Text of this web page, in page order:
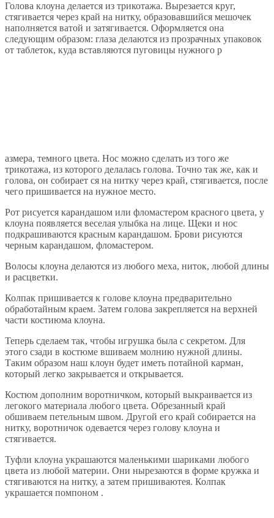
Голова клоуна делается из трикотажа. Вырезается круг,
стягивается через край на нитку, образовавшийся мешочек
наполняется ватой и затягивается. Оформляется она
следующим образом: глаза делаются из прозрачных упаковок
от таблеток, куда вcтaвляютcя пуговицы нужного р
азмера, темного цвета. Нос можно сделать из того же
трикотажа, из которого делалась голова. Точно так же, как и
голова, он собирает ся на нитку через край, стягивается, после
чего пришивается на нужное место.
Рот рисуется карандашом или фломастером красного цвета, у
клоуна появляется веселая улыбка на лице. Щеки и нос
подкрашиваются красным карандашом. Брови рисуются
черным карандашом, фломастером.
Волосы клоуна делаются из любого меха, ниток, любой длины
и расцветки.
Колпак пришивается к голове клоуна предварительно
обработайным краем. Затем голова закрепляется на верхней
части костиюма клоуна.
Теперь сделаем так, чтобы игрушка была с секретом. Для
этого сзади в костюме вшиваем молнию нужной длины.
Таким образом наш клоун будет иметь потайной карман,
который легко закрывается и открывается.
Костюм дополним воротничком, который выкраивается из
легокого материала любого цвета. Обрезанный край
обшиваем петельным швом. Другой его край собирается на
нитку, воротничок одевается через голову клоуна и
стягивается.
Туфли клоуна украшаются маленькими шариками любого
цвета из любой материи. Они нырезаются в форме кружка и
стягиваются на нитку, а затем пришиваютея. Колпак
украшается помпоном .